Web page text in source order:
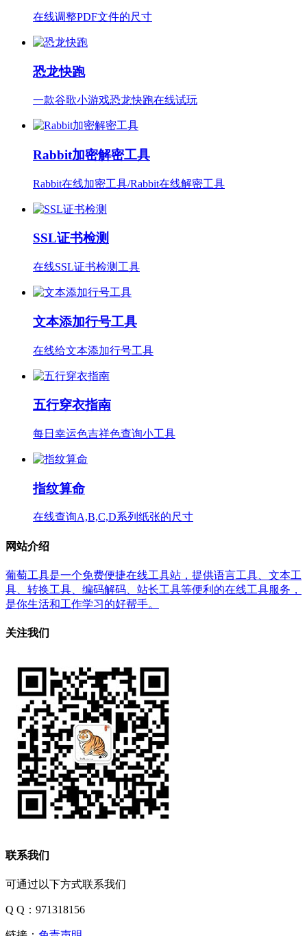
在线调整PDF文件的尺寸
恐龙快跑
一款谷歌小游戏恐龙快跑在线试玩
Rabbit加密解密工具
Rabbit在线加密工具/Rabbit在线解密工具
SSL证书检测
在线SSL证书检测工具
文本添加行号工具
在线给文本添加行号工具
五行穿衣指南
每日幸运色吉祥色查询小工具
指纹算命
在线查询A,B,C,D系列纸张的尺寸
网站介绍
葡萄工具是一个免费便捷在线工具站，提供语言工具、文本工
具、转换工具、编码解码、站长工具等便利的在线工具服务，
是你生活和工作学习的好帮手。
关注我们
联系我们
可通过以下方式联系我们
Q Q：971318156